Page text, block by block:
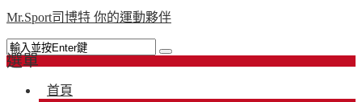
Mr.Sport司博特 你的運動夥伴
選單
首頁